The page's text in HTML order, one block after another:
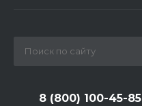
8 (800) 100-45-85